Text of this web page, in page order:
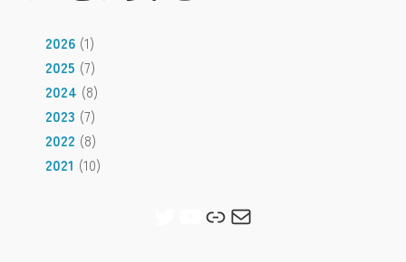
2026 (1)
2025 (7)
2024 (8)
2023 (7)
2022 (8)
2021 (10)
Twitter
YouTube
リンクメール